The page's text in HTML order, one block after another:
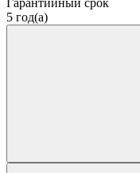
5 год(а)